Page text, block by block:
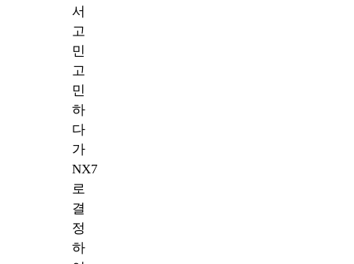
서
고
민
고
민
하
다
가
NX7
로
결
정
하